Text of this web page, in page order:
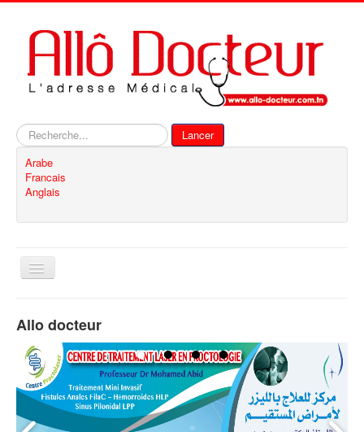
Rechercher
Lancer
Arabe
Francais
Anglais
Basculer
Contact
Allo docteur